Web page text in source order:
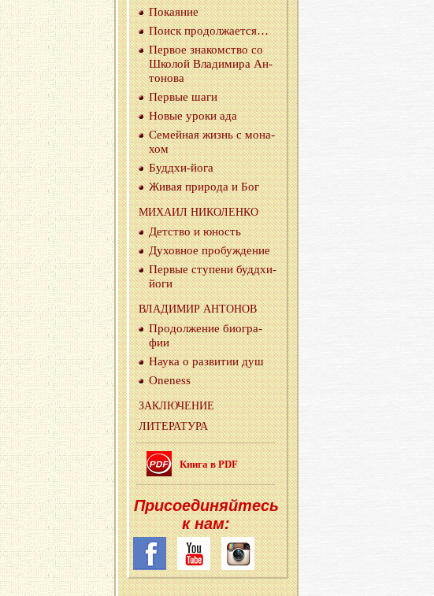
По­ка­я­ние
Поиск про­дол­жа­ет­ся…
Пер­вое зна­ком­ство со
Шко­лой Вла­ди­ми­ра Ан­
то­но­ва
Пер­вые шаги
Новые уроки ада
Се­мей­ная жизнь с мо­на­
хом
Буд­дхи-йо­га
Живая при­ро­да и Бог
МИ­ХА­ИЛ НИ­КО­ЛЕН­КО
Дет­ство и юность
Ду­хов­ное про­буж­де­ние
Пер­вые сту­пе­ни буд­дхи-
йо­ги
ВЛА­ДИ­МИР АН­ТО­НОВ
Про­дол­же­ние био­гра­
фии
Наука о раз­ви­тии душ
Oneness
ЗА­КЛЮ­ЧЕ­НИЕ
ЛИ­ТЕ­РА­ТУ­РА
Книга в PDF
При­со­еди­няй­тесь
к нам: